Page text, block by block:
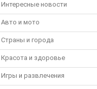
Интересные новости
Авто и мото
Страны и города
Красота и здоровье
Игры и развлечения